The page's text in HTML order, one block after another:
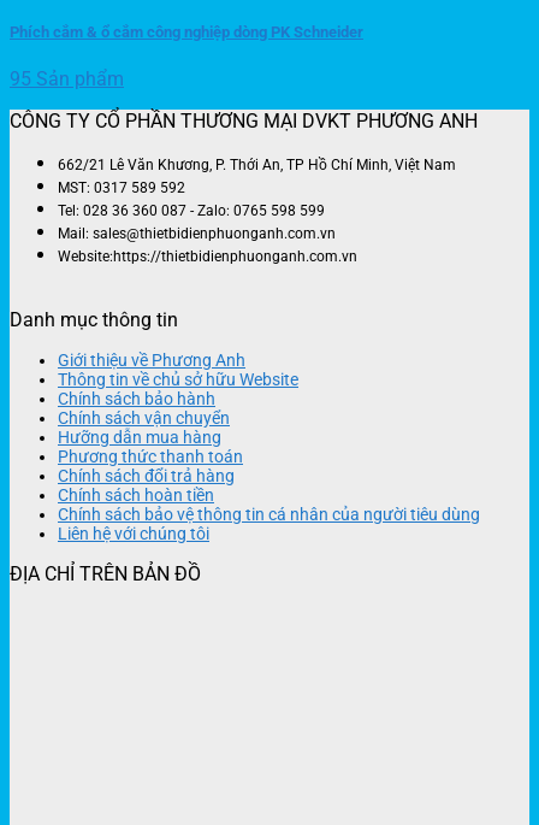
Phích cắm & ổ cắm công nghiệp dòng PK Schneider
95 Sản phẩm
CÔNG TY CỔ PHẦN THƯƠNG MẠI DVKT PHƯƠNG ANH
662/21 Lê Văn Khương, P. Thới An, TP Hồ Chí Minh, Việt Nam
MST: 0317 589 592
Tel: 028 36 360 087 - Zalo: 0765 598 599
Mail: sales@thietbidienphuonganh.com.vn
Website:https://thietbidienphuonganh.com.vn
Danh mục thông tin
Giới thiệu về Phương Anh
Thông tin về chủ sở hữu Website
Chính sách bảo hành
Chính sách vận chuyển
Hưỡng dẫn mua hàng
Phương thức thanh toán
Chính sách đổi trả hàng
Chính sách hoàn tiền
Chính sách bảo vệ thông tin cá nhân của người tiêu dùng
Liên hệ với chúng tôi
ĐỊA CHỈ TRÊN BẢN ĐỒ